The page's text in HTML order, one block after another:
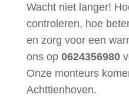
Wacht niet langer!
controleren, hoe
en zorg voor een
ons op 0624356980
Onze monteurs
Achttienhoven.